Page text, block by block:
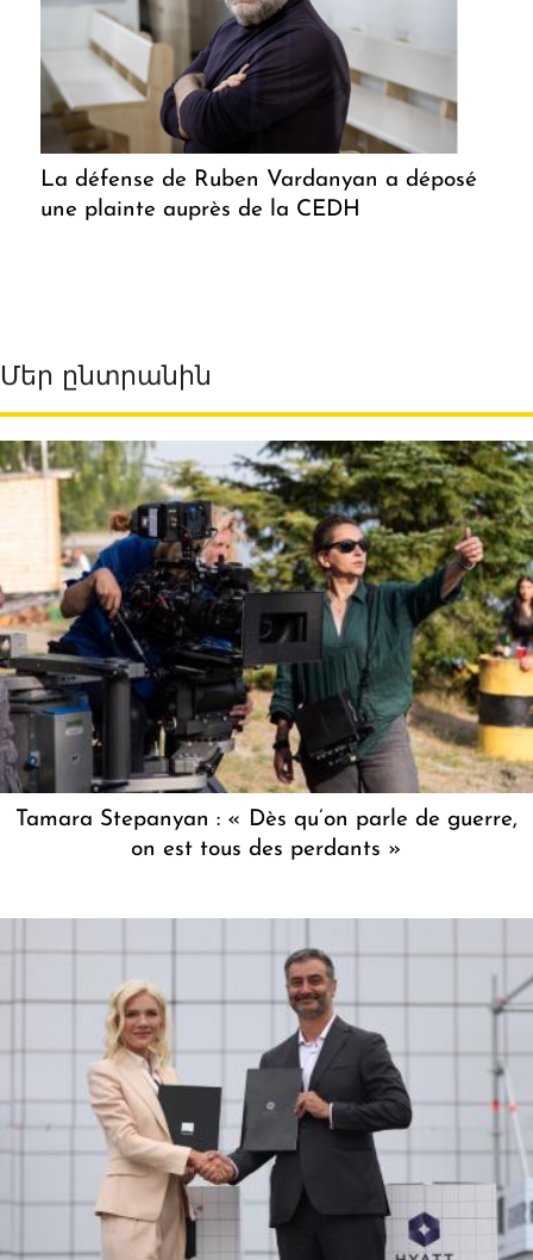
La défense de Ruben Vardanyan a déposé
une plainte auprès de la CEDH
Մեր ընտրանին
Tamara Stepanyan : « Dès qu’on parle de guerre,
on est tous des perdants »